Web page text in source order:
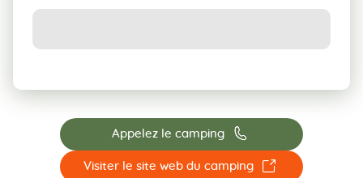
Appelez le camping 📞
Visiter le site web du camping ☐